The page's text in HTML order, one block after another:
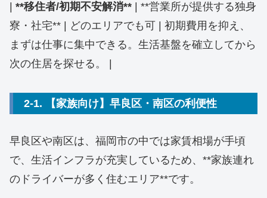
**移住者/初期不安解消** | **営業所が提供する独身
寮・社宅** | どのエリアでも可 | 初期費用を抑え、
まずは仕事に集中できる。生活基盤を確立してから
次の住居を探せる。 |
2-1. 【家族向け】早良区・南区の利便性
早良区や南区は、福岡市の中では家賃相場が手頃
で、生活インフラが充実しているため、**家族連れ
のドライバーが多く住むエリア**です。